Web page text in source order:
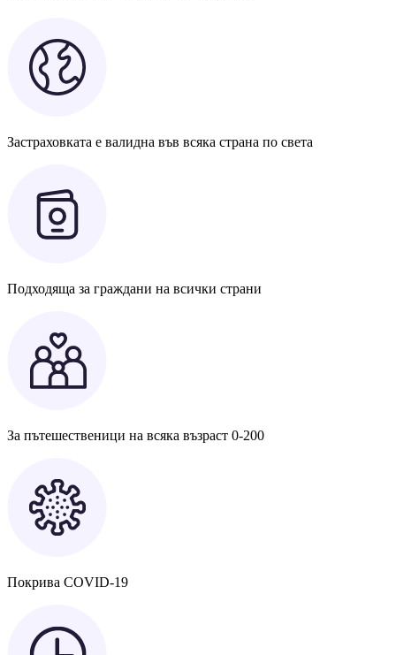
Застраховката е валидна във всяка страна по света
Подходяща за граждани на всички страни
За пътешественици на всяка възраст 0-200
Покрива COVID-19